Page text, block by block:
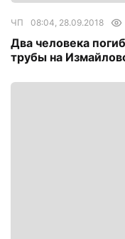
ЧП 08:04, 28.09.2018
Два человека
трубы на